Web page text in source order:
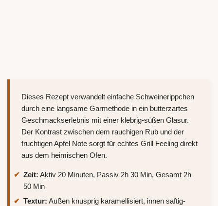
Dieses Rezept verwandelt einfache Schweinerippchen
durch eine langsame Garmethode in ein butterzartes
Geschmackserlebnis mit einer klebrig-süßen Glasur.
Der Kontrast zwischen dem rauchigen Rub und der
fruchtigen Apfel Note sorgt für echtes Grill Feeling direkt
aus dem heimischen Ofen.
Zeit: Aktiv 20 Minuten, Passiv 2h 30 Min, Gesamt 2h
50 Min
Textur: Außen knusprig karamellisiert, innen saftig-